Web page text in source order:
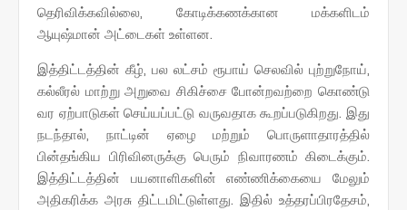
தெரிவிக்கவில்லை, கோடிக்கணக்கான மக்களிடம்
ஆயுஷ்மான் அட்டைகள் உள்ளன.
இத்திட்டத்தின் கீழ், பல லட்சம் ரூபாய் செலவில் புற்றுநோய்,
கல்லீரல் மாற்று அறுவை சிகிச்சை போன்றவற்றை கொண்டு
வர ஏற்பாடுகள் செய்யப்பட்டு வருவதாக கூறப்படுகிறது. இது
நடந்தால், நாட்டின் ஏழை மற்றும் பொருளாதாரத்தில்
பின்தங்கிய பிரிவினருக்கு பெரும் நிவாரணம் கிடைக்கும்.
இத்திட்டத்தின் பயனாளிகளின் எண்ணிக்கையை மேலும்
அதிகரிக்க அரசு திட்டமிட்டுள்ளது. இதில் உத்தரப்பிரதேசம்,